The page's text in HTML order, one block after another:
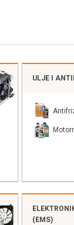
ULJE I
(EMS)